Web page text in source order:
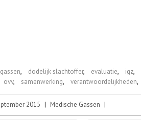
, dodelijk slachtoffer, evaluatie, igz,
ovv, samenwerking, verantwoordelijkheden,
2015 | Medische Gassen |